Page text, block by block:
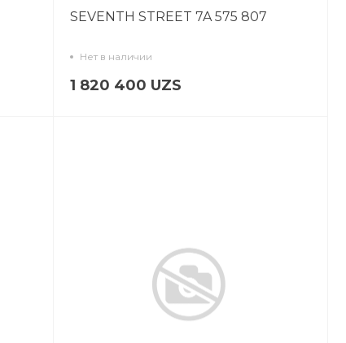
SEVENTH STREET 7A 575 807
Нет в наличии
1 820 400 UZS